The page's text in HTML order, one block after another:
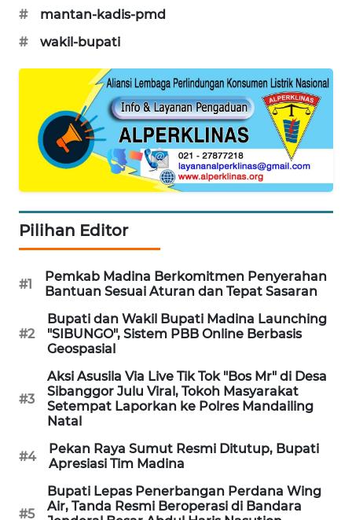
#
mantan-kadis-pmd
#
wakil-bupati
Pilihan Editor
#1
Pemkab Madina Berkomitmen Penyerahan
Bantuan Sesuai Aturan dan Tepat Sasaran
#2
Bupati dan Wakil Bupati Madina Launching
"SIBUNGO", Sistem PBB Online Berbasis
Geospasial
#3
Aksi Asusila Via Live Tik Tok "Bos Mr" di Desa
Sibanggor Julu Viral, Tokoh Masyarakat
Setempat Laporkan ke Polres Mandailing
Natal
#4
Pekan Raya Sumut Resmi Ditutup, Bupati
Apresiasi Tim Madina
#5
Bupati Lepas Penerbangan Perdana Wing
Air, Tanda Resmi Beroperasi di Bandara
ID
PLN
WATCH
LKKI
KOPEKLIN
PORTAL
KONSUMEN
FORWAMKI
ALPERKLINAS
FORJASIDA